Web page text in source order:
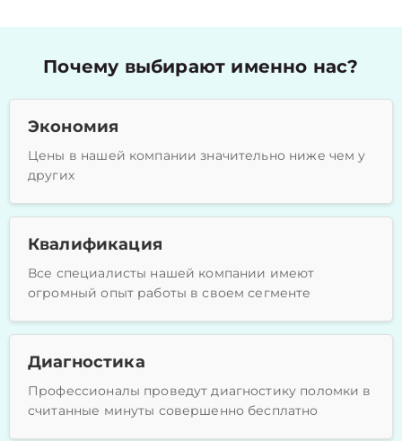
Почему выбирают именно нас?
Экономия
Цены в нашей компании значительно ниже чем у
других
Квалификация
Все специалисты нашей компании имеют
огромный опыт работы в своем сегменте
Диагностика
Профессионалы проведут диагностику поломки в
считанные минуты совершенно бесплатно